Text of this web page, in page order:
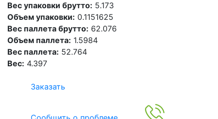
Вес упаковки брутто: 5.173
Объем упаковки: 0.1151625
Вес паллета брутто: 62.076
Объем паллета: 1.5984
Вес паллета: 52.764
Вес: 4.397
Заказать